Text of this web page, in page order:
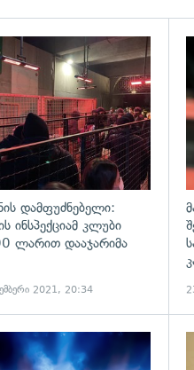
დამფუძნებელი:
ინსპექციამ კლუბი
ლარით დააჯარიმა
2021, 20:34